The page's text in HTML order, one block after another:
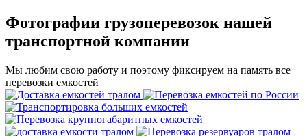
Фотографии грузоперевозок нашей
транспортной компании
Мы любим свою работу и поэтому фиксируем на память все
перевозки емкостей